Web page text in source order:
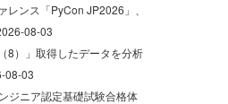
レンス「PyCon JP2026」、
08-03
8）」取得したデータを分析
08-03
ジニア認定基礎試験合格体